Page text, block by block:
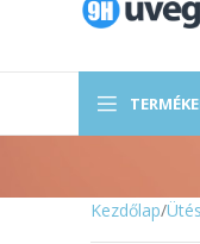
Kezdőlap